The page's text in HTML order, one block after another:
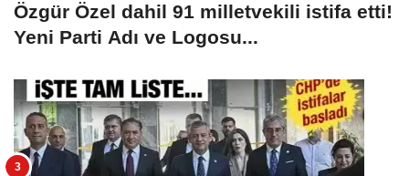
Özgür Özel dahil 91 milletvekili istifa etti!
Yeni Parti Adı ve Logosu...